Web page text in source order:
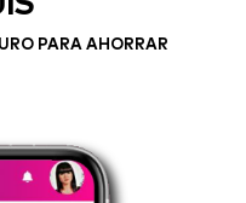
PARA AHORRAR